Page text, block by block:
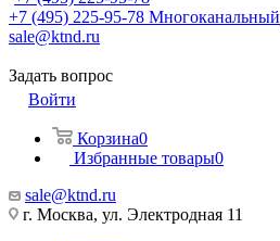
+7 (495) 225-95-78 Многоканальный
sale@ktnd.ru
Задать вопрос
Войти
Корзина0
Избранные товары0
sale@ktnd.ru
г. Москва, ул. Электродная 11